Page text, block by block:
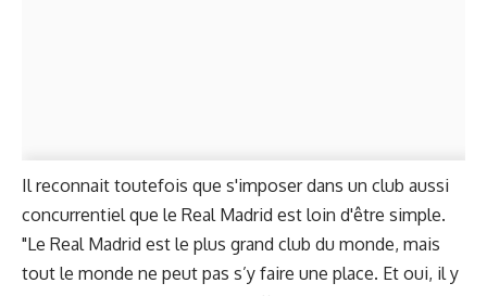
Il reconnait toutefois que s'imposer dans un club aussi
concurrentiel que le Real Madrid est loin d'être simple.
"Le Real Madrid est le plus grand club du monde, mais
tout le monde ne peut pas s’y faire une place. Et oui, il y